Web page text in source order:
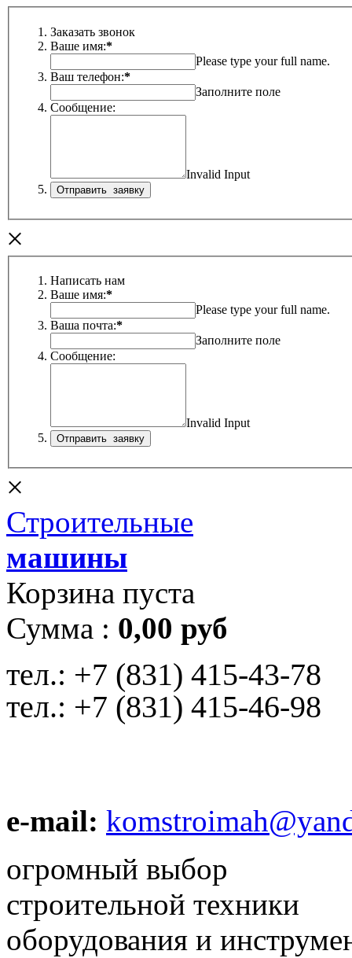
Заказать звонок
Ваше имя:*
Please type your full name.
Ваш телефон:*
Заполните поле
Сообщение:
Invalid Input
×
Написать нам
Ваше имя:*
Please type your full name.
Ваша почта:*
Заполните поле
Сообщение:
Invalid Input
×
Строительные
машины
Корзина пуста
Сумма : 0,00 руб
тел.: +7 (831) 415-43-78
тел.: +7 (831) 415-46-98
e-mail:
огромный выбор
строительной техники
оборудования и